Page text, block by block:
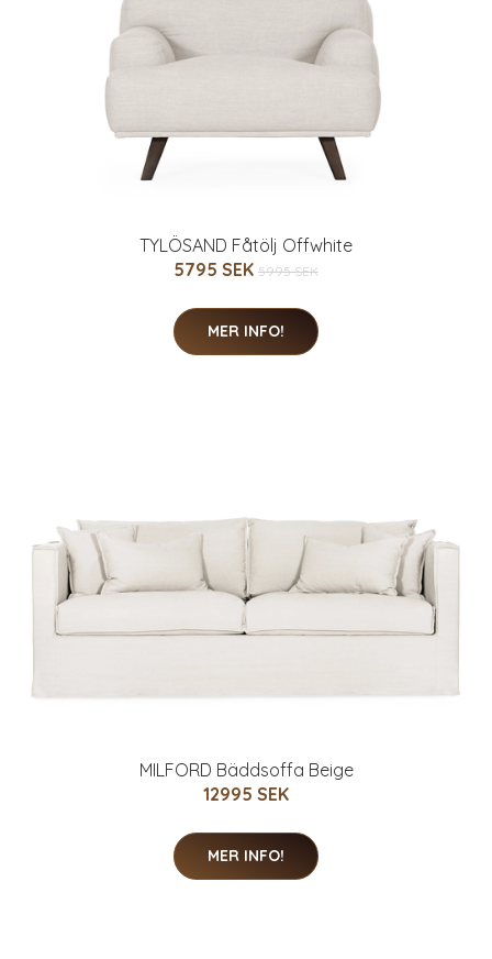
TYLÖSAND Fåtölj Offwhite
5795 SEK 5995 SEK
MER INFO!
MILFORD Bäddsoffa Beige
12995 SEK
MER INFO!